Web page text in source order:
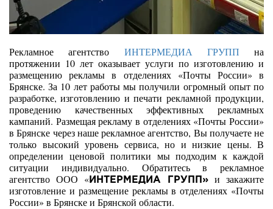
Рекламное агентство ИНТЕРМЕДИА ГРУПП на
протяжении 10 лет оказывает услуги по изготовлению и
размещению рекламы в отделениях «Почты России» в
Брянске. За 10 лет работы мы получили огромный опыт по
разработке, изготовлению и печати рекламной продукции,
проведению качественных эффективных рекламных
кампаний. Размещая рекламу в отделениях «Почты России»
в Брянске через наше рекламное агентство, Вы получаете не
только высокий уровень сервиса, но и низкие цены. В
определении ценовой политики мы подходим к каждой
ситуации индивидуально. Обратитесь в рекламное
агентство ООО « ИНТЕРМЕДИА ГРУПП»
и закажите
изготовление и размещение рекламы в отделениях «Почты
России» в Брянске и Брянской области.